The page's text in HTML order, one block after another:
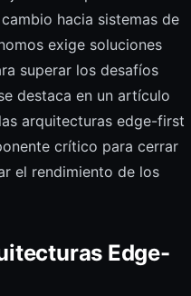
hacia sistemas de
exige soluciones
superar los desafíos
destaca en un artículo
arquitecturas edge-first
crítico para cerrar
el rendimiento de los
Edge-